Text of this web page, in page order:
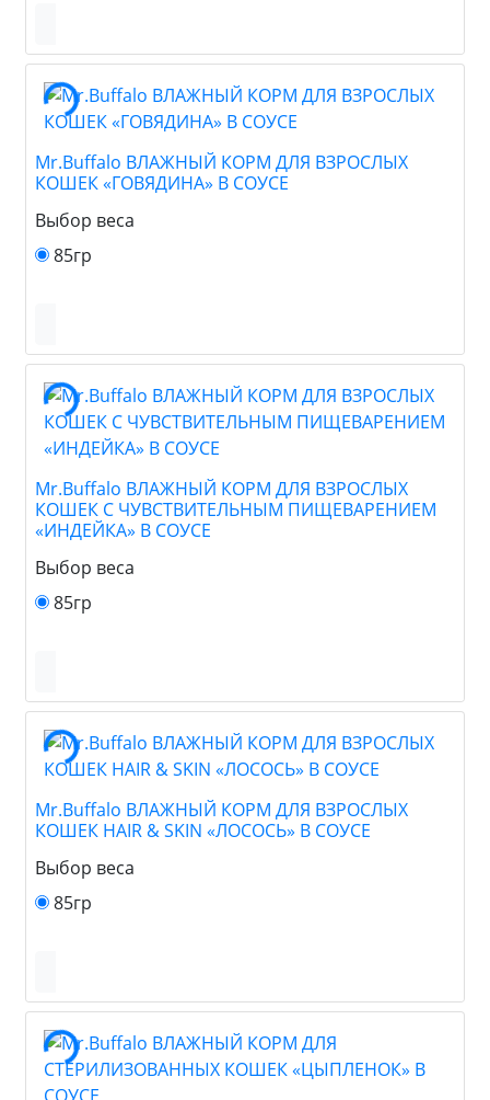
Mr.Buffalo ВЛАЖНЫЙ КОРМ ДЛЯ ВЗРОСЛЫХ
КОШЕК «ГОВЯДИНА» В СОУСЕ
Выбор веса
85гр
Mr.Buffalo ВЛАЖНЫЙ КОРМ ДЛЯ ВЗРОСЛЫХ
КОШЕК С ЧУВСТВИТЕЛЬНЫМ ПИЩЕВАРЕНИЕМ
«ИНДЕЙКА» В СОУСЕ
Выбор веса
85гр
Mr.Buffalo ВЛАЖНЫЙ КОРМ ДЛЯ ВЗРОСЛЫХ
КОШЕК HAIR & SKIN «ЛОСОСЬ» В СОУСЕ
Выбор веса
85гр